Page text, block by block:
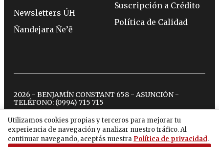
Utilizamos cookies propias y terceros para mejorar tu
experiencia de navegación y analizar nuestro tráfico. Al
continuar navegando, aceptás nuestra Política de privacidad.
Newsletters ÚH
Ñandejara Ñe’ẽ
Suscripción a Crédito
Política de Calidad
2026 - BENJAMÍN CONSTANT 658 - ASUNCIÓN -
TELÉFONO: (0994) 715 715
twitterinstagram
facebook
tiktokyoutubespotify